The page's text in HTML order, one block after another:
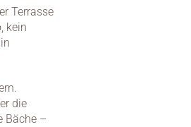
Terrasse
kein
die
Bäche –